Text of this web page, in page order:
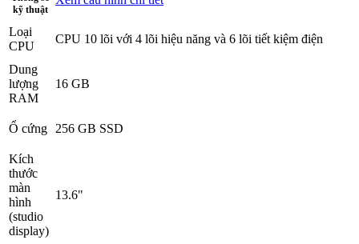
kỹ thuật
Loại
CPU
CPU 10 lõi với 4 lõi hiệu năng và 6 lõi tiết kiệm điện
Dung
lượng
RAM
16 GB
Ổ cứng 256 GB SSD
Kích
thước
màn
hình
(studio
display)
13.6"